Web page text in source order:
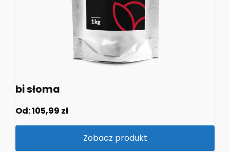
bi słoma
Od:105,99 zł
Zobacz produkt